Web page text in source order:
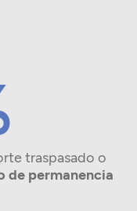
traspasado o
de permanencia